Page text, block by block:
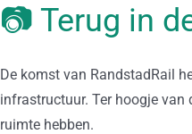
📷 Terug in
De komst van RandstadRail
infrastructuur. Ter hoogje van
ruimte hebben.